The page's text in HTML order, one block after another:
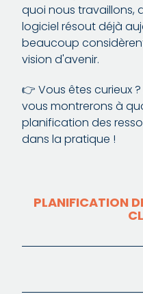
quoi nous travaillons,
logiciel résout déjà
beaucoup
vision d'avenir.
👉 Vous êtes curieux
vous montrerons à
planification des
dans la pratique !
PLANIFICATION